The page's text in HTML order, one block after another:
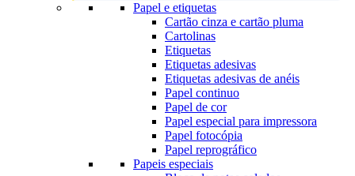
Papel e etiquetas
Cartão cinza e cartão pluma
Cartolinas
Etiquetas
Etiquetas adesivas
Etiquetas adesivas de anéis
Papel continuo
Papel de cor
Papel especial para impressora
Papel fotocópia
Papel reprográfico
Papeis especiais